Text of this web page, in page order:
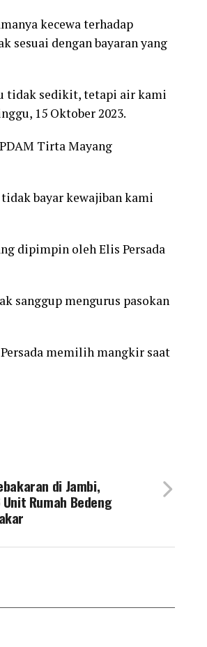
kecewa terhadap
sesuai dengan bayaran yang
tidak sedikit, tetapi air kami
15 Oktober 2023.
Tirta Mayang
bayar kewajiban kami
dipimpin oleh Elis Persada
sanggup mengurus pasokan
memilih mangkir saat
di Jambi,
Rumah Bedeng